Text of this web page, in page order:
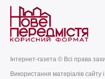
Інтернет-газета © Всі права
Використання матеріалів сайту